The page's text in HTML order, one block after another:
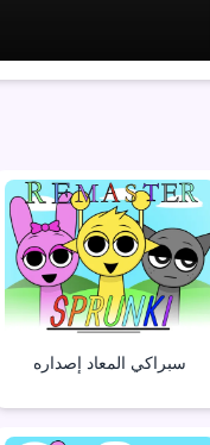
سبراكي المعاد إصداره